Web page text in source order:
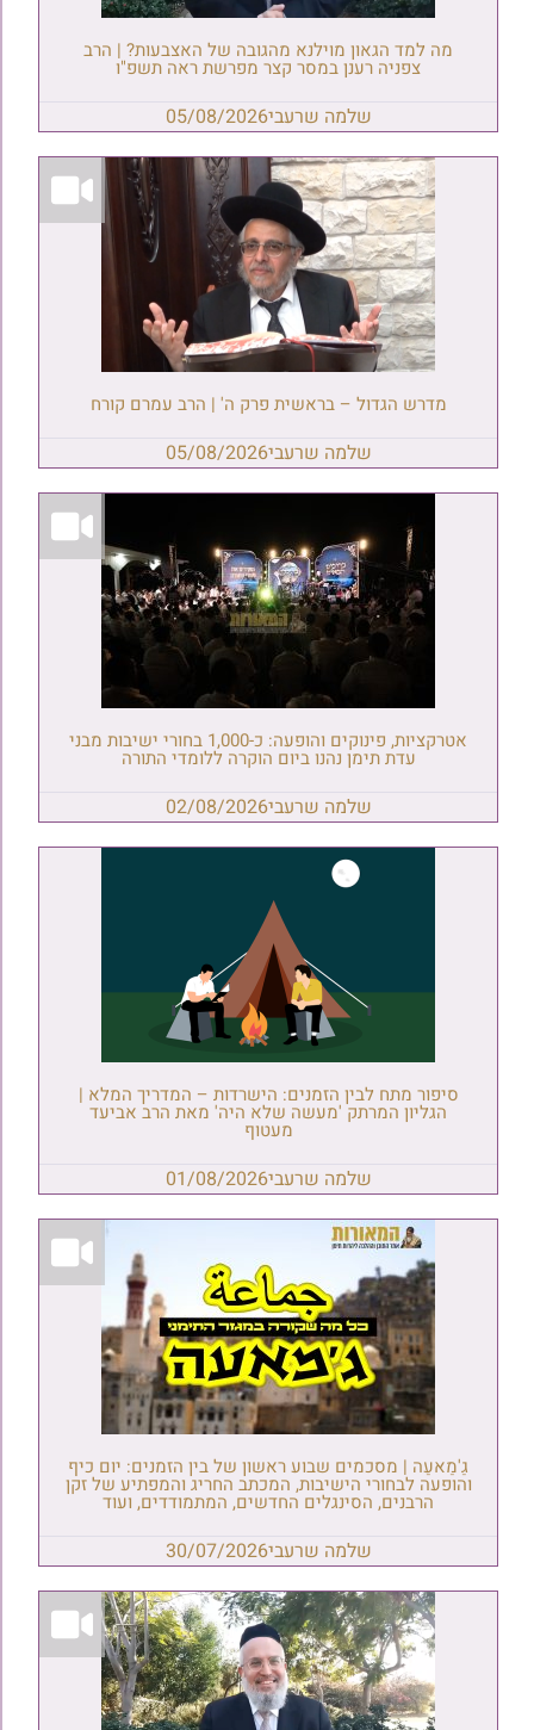
מה למד הגאון מוילנא מהגובה של האצבעות? | הרב
צפניה רענן במסר קצר מפרשת ראה תשפ"ו
שלמה שרעבי05/08/2026
מדרש הגדול – בראשית פרק ה' | הרב עמרם קורח
שלמה שרעבי05/08/2026
אטרקציות, פינוקים והופעה: כ-1,000 בחורי ישיבות מבני
עדת תימן נהנו ביום הוקרה ללומדי התורה
שלמה שרעבי02/08/2026
סיפור מתח לבין הזמנים: הישרדות – המדריך המלא |
הגליון המרתק 'מעשה שלא היה' מאת הרב אביעד
מעטוף
שלמה שרעבי01/08/2026
גַ'מַאעַה | מסכמים שבוע ראשון של בין הזמנים: יום כיף
והופעה לבחורי הישיבות, המכתב החריג והמפתיע של זקן
הרבנים, הסינגלים החדשים, המתמודדים, ועוד
שלמה שרעבי30/07/2026